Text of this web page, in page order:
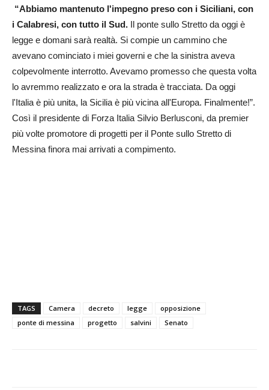
“Abbiamo mantenuto l'impegno preso con i Siciliani, con
i Calabresi, con tutto il Sud. Il ponte sullo Stretto da oggi è
legge e domani sarà realtà. Si compie un cammino che
avevano cominciato i miei governi e che la sinistra aveva
colpevolmente interrotto. Avevamo promesso che questa volta
lo avremmo realizzato e ora la strada è tracciata. Da oggi
l'Italia è più unita, la Sicilia è più vicina all'Europa. Finalmente!”.
Così il presidente di Forza Italia Silvio Berlusconi, da premier
più volte promotore di progetti per il Ponte sullo Stretto di
Messina finora mai arrivati a compimento.
TAGS Camera decreto legge
opposizione
ponte di messina
progetto salvini Senato